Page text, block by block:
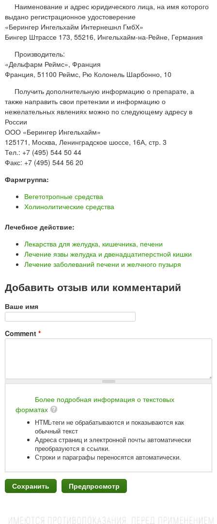
Наименование и адрес юридического лица, на имя которого
выдано регистрационное удостоверение
«Берингер Ингельхайм Интернешнл ГмбХ»
Бингер Штрассе 173, 55216, Ингельхайм-на-Рейне, Германия
Производитель:
«Дельфарм Реймс», Франция
Франция, 51100 Реймс, Рю Колонель Шарбонно, 10
Получить дополнительную информацию о препарате, а
также направить свои претензии и информацию о
нежелательных явлениях можно по следующему адресу в
России
ООО «Берингер Ингельхайм»
125171, Москва, Ленинградское шоссе, 16А, стр. 3
Тел.: +7 (495) 544 50 44
Факс: +7 (495) 544 56 20
Фармгруппа:
Вегетотропные средства
Холинолитические средства
Лечебное действие:
Лекарства для желудка, кишечника, печени
Лечение язвы желудка и двенадцатиперстной кишки
Лечение заболеваний печени и желчного пузыря
Добавить отзыв или комментарий
Ваше имя
Comment *
Более подробная информация о текстовых
форматах
HTML-теги не обрабатываются и показываются как
обычный текст
Адреса страниц и электронной почты автоматически
преобразуются в ссылки.
Строки и параграфы переносятся автоматически.